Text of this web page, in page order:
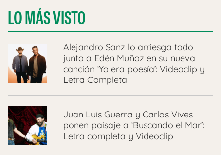
LO MÁS VISTO
Alejandro Sanz lo arriesga todo
junto a Edén Muñoz en su nueva
canción ‘Yo era poesía’: Videoclip y
Letra Completa
Juan Luis Guerra y Carlos Vives
ponen paisaje a ‘Buscando el Mar’:
Letra completa y Videoclip